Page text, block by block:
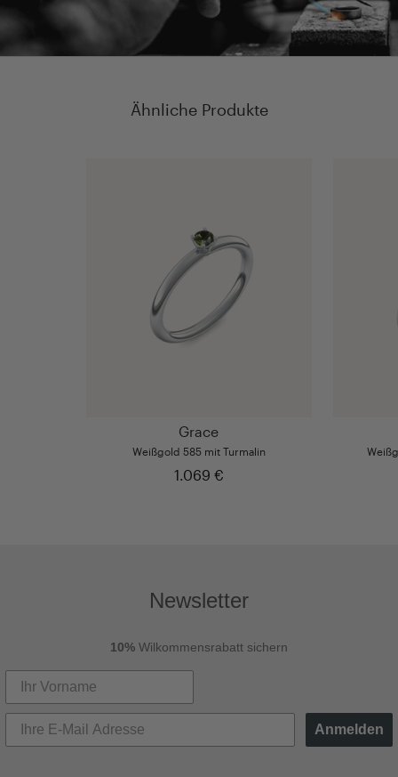
Ähnliche Produkte
Grace
Weißgold 585 mit Turmalin
1.069 €
Newsletter
10% Wilkommensrabatt sichern
Anmelden